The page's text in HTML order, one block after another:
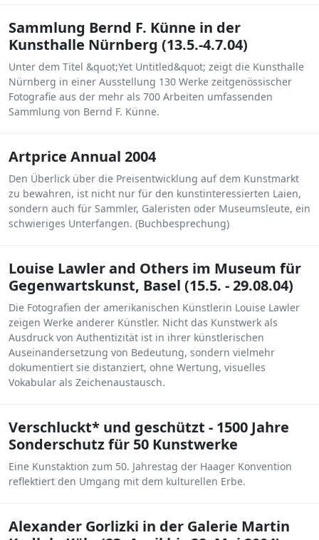
Sammlung Bernd F. Künne in der
Kunsthalle Nürnberg (13.5.-4.7.04)
Unter dem Titel &quot;Yet Untitled&quot; zeigt die Kunsthalle
Nürnberg in einer Ausstellung 130 Werke zeitgenössischer
Fotografie aus der mehr als 700 Arbeiten umfassenden
Sammlung von Bernd F. Künne.
Artprice Annual 2004
Den Überlick über die Preisentwicklung auf dem Kunstmarkt
zu bewahren, ist nicht nur für den kunstinteressierten Laien,
sondern auch für Sammler, Galeristen oder Museumsleute, ein
schwieriges Unterfangen. (Buchbesprechung)
Louise Lawler and Others im Museum für
Gegenwartskunst, Basel (15.5. - 29.08.04)
Die Fotografien der amerikanischen Künstlerin Louise Lawler
zeigen Werke anderer Künstler. Nicht das Kunstwerk als
Ausdruck von Authentizität ist in ihrer künstlerischen
Auseinandersetzung von Bedeutung, sondern vielmehr
dokumentiert sie distanziert, ohne Wertung, visuelles
Vokabular als Zeichenaustausch.
Verschluckt* und geschützt - 1500 Jahre
Sonderschutz für 50 Kunstwerke
Eine Kunstaktion zum 50. Jahrestag der Haager Konvention
reflektiert den Umgang mit dem kulturellen Erbe.
Alexander Gorlizki in der Galerie Martin